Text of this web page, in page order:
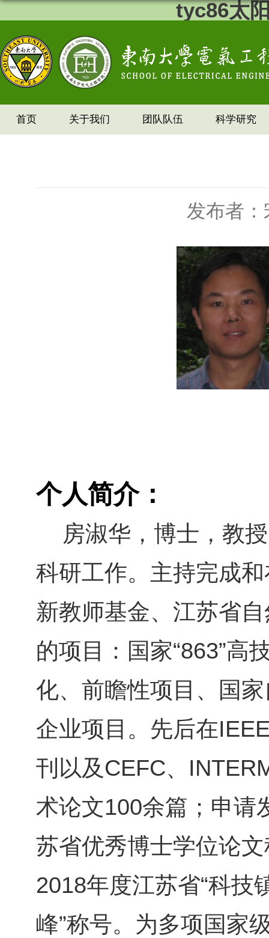
tyc86太
首页 关于我们 团队队伍 科学研究
发布者：
个人简介：
房淑华，博士，教授
科研工作。主持完成
新教师基金、江苏省
的项目：国家“863”高
化、前瞻性项目、国
企业项目。先后在
刊以及CEFC、
术论文100余篇；申请
苏省优秀博士学位论
2018年度江苏省“科技
峰”称号。为多项国家